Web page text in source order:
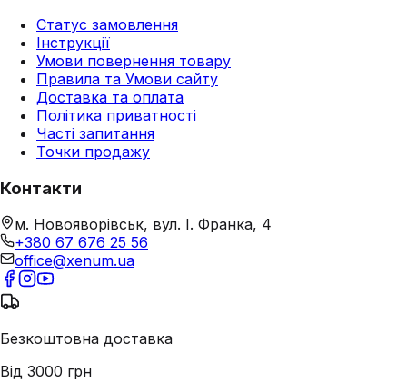
Статус замовлення
Інструкції
Умови повернення товару
Правила та Умови сайту
Доставка та оплата
Політика приватності
Часті запитання
Точки продажу
Контакти
м. Новояворівськ, вул. І. Франка, 4
+380 67 676 25 56
office@xenum.ua
Безкоштовна доставка
Від 3000 грн